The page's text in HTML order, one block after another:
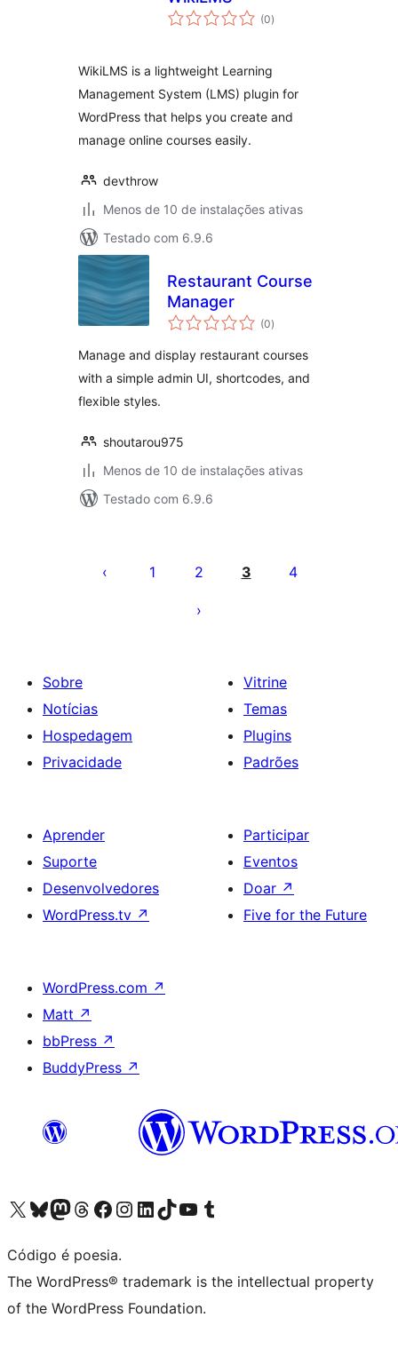
(0total
de
)
WikiLMS is a lightweight Learning
Management System (LMS) plugin for
WordPress that helps you create and
manage online courses easily.
devthrow
Menos de 10 de instalações ativas
Testado com 6.9.6
Restaurant Course
Manager
(0total
de
)
Manage and display restaurant courses
with a simple admin UI, shortcodes, and
flexible styles.
shoutarou975
Menos de 10 de instalações ativas
Testado com 6.9.6
1 2 3 4
Sobre
Notícias
Hospedagem
Privacidade
Vitrine
Temas
Plugins
Padrões
Aprender
Suporte
Desenvolvedores
WordPress.tv ↗
Participar
Eventos
Doar ↗
Five for the Future
WordPress.com ↗
Matt ↗
bbPress ↗
BuddyPress ↗
Acessar nossa conta do X (antigo Twitter)
Acessar nossa conta do Bluesky
Acessar nossa conta do Mastodon
Acessar nossa conta do Threads
Acessar nossa página do Facebook
Acessar nossa conta do Instagram
Acessar nossa conta do LinkedIn
Acessar nossa conta do TikTok
Acessar nosso canal do YouTube
Acessar nossa conta no Tumblr
Código é poesia.
The WordPress® trademark is the intellectual property
of the WordPress Foundation.